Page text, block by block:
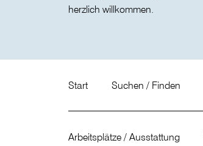
herzlich willkommen.
Start Suchen / Finden
Arbeitsplätze / Ausstattung